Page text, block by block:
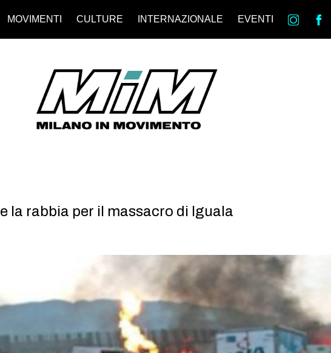
MOVIMENTI CULTURE INTERNAZIONALE EVENTI in
la rabbia per il massacro di Iguala